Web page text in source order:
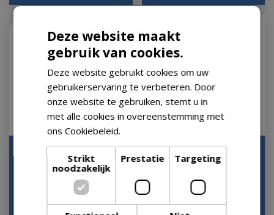
Dypsis lutescens Areca
Houd mij op de hoogte
Dracaena Marginata p24
Deze website maakt
gebruik van cookies.
Deze website gebruikt cookies om uw
gebruikerservaring te verbeteren. Door
onze website te gebruiken, stemt u in
met alle cookies in overeenstemming met
ons Cookiebeleid.
Strikt
noodzakelijk
Prestatie Targeting